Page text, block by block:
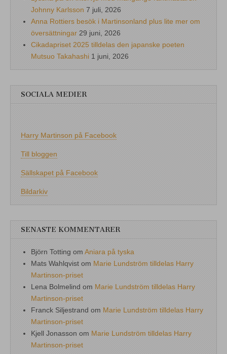
Johnny Karlsson 7 juli, 2026
Anna Rottiers besök i Martinsonland plus lite mer om
översättningar 29 juni, 2026
Cikadapriset 2025 tilldelas den japanske poeten
Mutsuo Takahashi 1 juni, 2026
SOCIALA MEDIER
Harry Martinson på Facebook
Till bloggen
Sällskapet på Facebook
Bildarkiv
SENASTE KOMMENTARER
Björn Totting om Aniara på tyska
Mats Wahlqvist om Marie Lundström tilldelas Harry
Martinson-priset
Lena Bolmelind om Marie Lundström tilldelas Harry
Martinson-priset
Franck Siljestrand om Marie Lundström tilldelas Harry
Martinson-priset
Kjell Jonasson om Marie Lundström tilldelas Harry
Martinson-priset